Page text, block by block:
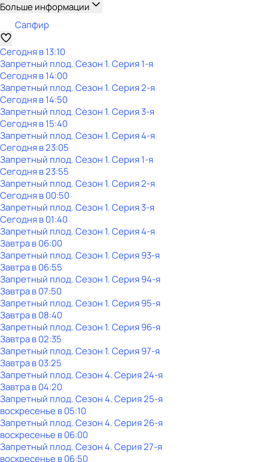
Больше информации
Сапфир
Сегодня в 13:10
Запретный плод. Сезон 1. Серия 1-я
Сегодня в 14:00
Запретный плод. Сезон 1. Серия 2-я
Сегодня в 14:50
Запретный плод. Сезон 1. Серия 3-я
Сегодня в 15:40
Запретный плод. Сезон 1. Серия 4-я
Сегодня в 23:05
Запретный плод. Сезон 1. Серия 1-я
Сегодня в 23:55
Запретный плод. Сезон 1. Серия 2-я
Сегодня в 00:50
Запретный плод. Сезон 1. Серия 3-я
Сегодня в 01:40
Запретный плод. Сезон 1. Серия 4-я
Завтра в 06:00
Запретный плод. Сезон 1. Серия 93-я
Завтра в 06:55
Запретный плод. Сезон 1. Серия 94-я
Завтра в 07:50
Запретный плод. Сезон 1. Серия 95-я
Завтра в 08:40
Запретный плод. Сезон 1. Серия 96-я
Завтра в 02:35
Запретный плод. Сезон 1. Серия 97-я
Завтра в 03:25
Запретный плод. Сезон 4. Серия 24-я
Завтра в 04:20
Запретный плод. Сезон 4. Серия 25-я
воскресенье в05:10
Запретный плод. Сезон 4. Серия 26-я
воскресенье в06:00
Запретный плод. Сезон 4. Серия 27-я
воскресенье в06:50